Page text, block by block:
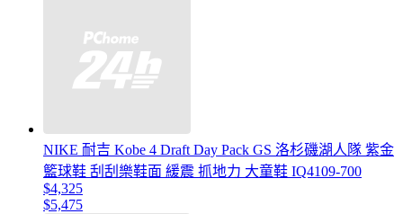
NIKE 耐吉 Kobe 4 Draft Day Pack GS 洛杉磯湖人隊 紫金
籃球鞋 刮刮樂鞋面 緩震 抓地力 大童鞋 IQ4109-700
$4,325
$5,475